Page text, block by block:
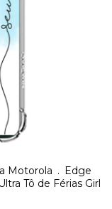
Motorola . Edge
Tô de Férias Girl